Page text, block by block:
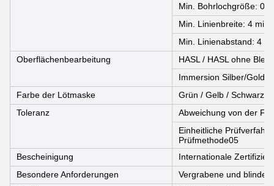
Min. Bohrlochgröße:
Min. Linienbreite: 4 mil
Min. Linienabstand: 4
Oberflächenbearbeitung
HASL / HASL ohne
Immersion Silber/Gold,
Farbe der Lötmaske
Grün / Gelb / Schwarz /
Toleranz
Abweichung von der
Einheitliche
Prüfmethode05
Bescheinigung
Internationale
Besondere Anforderungen
Vergrabene und blinde